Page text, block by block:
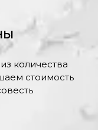
количества
стоимость